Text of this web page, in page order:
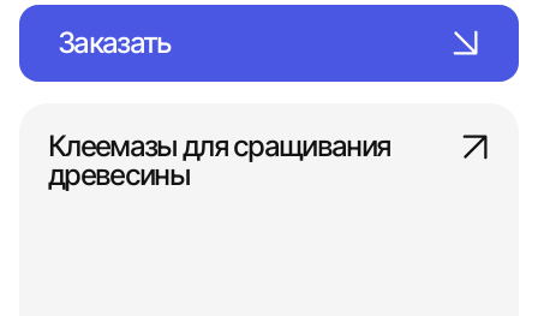
Заказать
Клеемазы для сращивания
древесины